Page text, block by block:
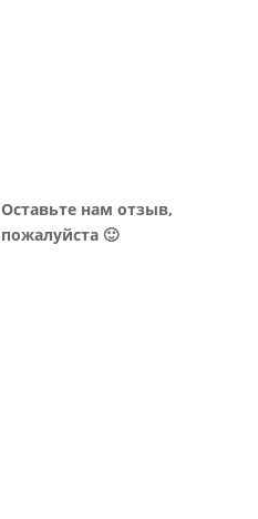
Оставьте нам отзыв,
пожалуйста 🙂